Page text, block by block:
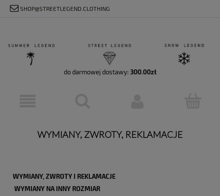
SHOP@STREETLEGEND.CLOTHING
do darmowej dostawy: 300.00zł
WYMIANY, ZWROTY, REKLAMACJE
WYMIANY, ZWROTY I REKLAMACJE
WYMIANY NA INNY ROZMIAR